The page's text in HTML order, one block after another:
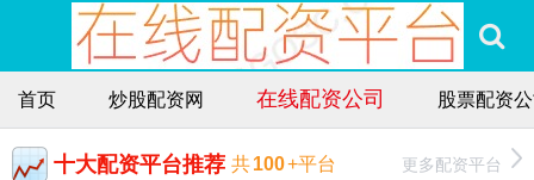
首页 炒股配资网 在线配资公司 股票配资
十大配资平台推荐 共100+平台 更多配资平台